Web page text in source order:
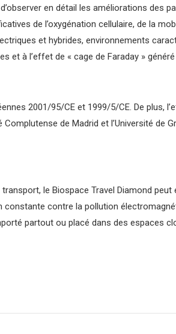
en détail les améliorations des
de l’oxygénation cellulaire, de la
et hybrides, environnements
à l’effet de « cage de Faraday » généré
2001/95/CE et 1999/5/CE. De plus,
de Madrid et l’Université de
le Biospace Travel Diamond peut
contre la pollution
partout ou placé dans des espaces